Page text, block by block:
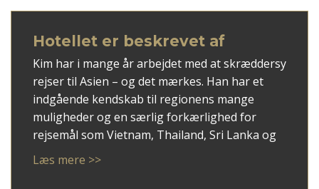
Hotellet er beskrevet af
Kim har i mange år arbejdet med at skræddersy
rejser til Asien – og det mærkes. Han har et
indgående kendskab til regionens mange
muligheder og en særlig forkærlighed for
rejsemål som Vietnam, Thailand, Sri Lanka og
ikke mindst Japan.
Læs mere >>